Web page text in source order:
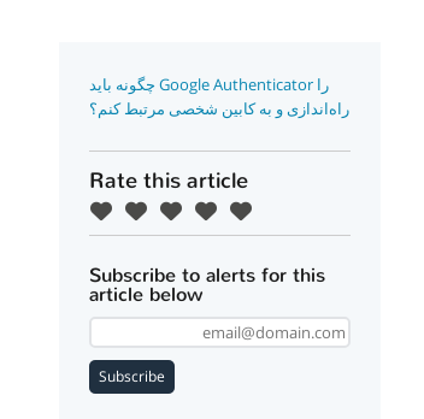
چگونه باید Google Authenticator را
راه‌اندازی و به کابین شخصی مرتبط کنم؟
Rate this article
Subscribe to alerts for this
article below
Subscribe